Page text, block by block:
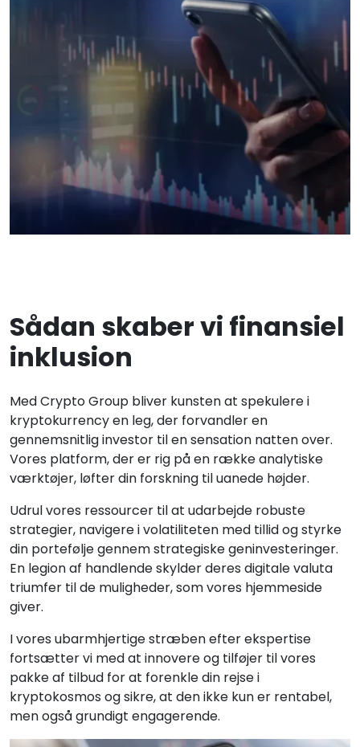
Sådan skaber vi finansiel
inklusion
Med Crypto Group bliver kunsten at spekulere i
kryptokurrency en leg, der forvandler en
gennemsnitlig investor til en sensation natten over.
Vores platform, der er rig på en række analytiske
værktøjer, løfter din forskning til uanede højder.
Udrul vores ressourcer til at udarbejde robuste
strategier, navigere i volatiliteten med tillid og styrke
din portefølje gennem strategiske geninvesteringer.
En legion af handlende skylder deres digitale valuta
triumfer til de muligheder, som vores hjemmeside
giver.
I vores ubarmhjertige stræben efter ekspertise
fortsætter vi med at innovere og tilføjer til vores
pakke af tilbud for at forenkle din rejse i
kryptokosmos og sikre, at den ikke kun er rentabel,
men også grundigt engagerende.